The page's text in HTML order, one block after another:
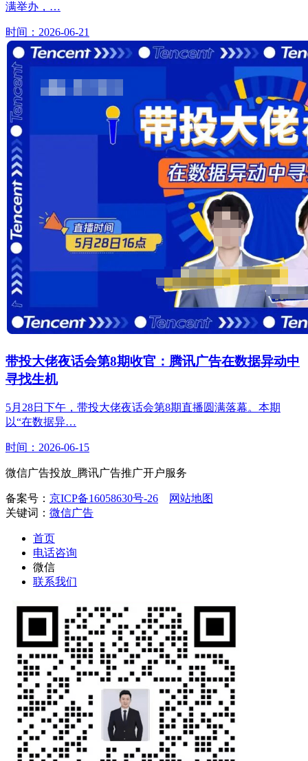
满举办，…
时间：2026-06-21
带投大佬夜话会第8期收官：腾讯广告在数据异动中
寻找生机
5月28日下午，带投大佬夜话会第8期直播圆满落幕。本期
以“在数据异…
时间：2026-06-15
微信广告投放_腾讯广告推广开户服务
备案号： 京ICP备16058630号-26
网站地图
关键词： 微信广告
首页
电话咨询
微信
联系我们